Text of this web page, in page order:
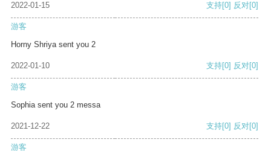
2022-01-15 支持[0] 反对[0]
游客
Horny Shriya sent you 2
2022-01-10 支持[0] 反对[0]
游客
Sophia sent you 2 messa
2021-12-22 支持[0] 反对[0]
游客